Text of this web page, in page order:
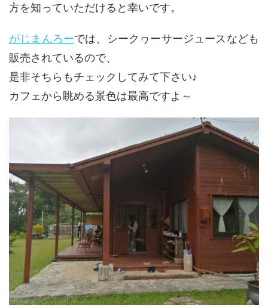
方を知っていただけると幸いです。
がじまんろーでは、シークヮーサージュースなども
販売されているので、
是非そちらもチェックしてみて下さい♪
カフェから眺める景色は最高ですよ～